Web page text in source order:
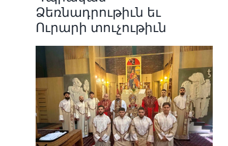
Ձեռնադրութիւն եւ
Ուրարի տուչութիւն